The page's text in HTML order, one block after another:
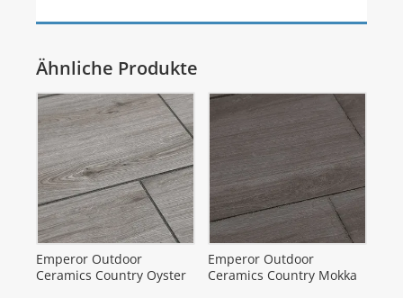
Ähnliche Produkte
Emperor Outdoor
Ceramics Country Oyster
Emperor Outdoor
Ceramics Country Mokka